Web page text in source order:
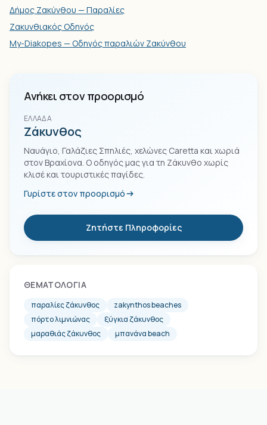
Δήμος Ζακύνθου — Παραλίες
Ζακυνθιακός Οδηγός
My-Diakopes — Οδηγός παραλιών Ζακύνθου
Ανήκει στον προορισμό
ΕΛΛΆΔΑ
Ζάκυνθος
Ναυάγιο, Γαλάζιες Σπηλιές, χελώνες Caretta και χωριά
στον Βραχίονα. Ο οδηγός μας για τη Ζάκυνθο χωρίς
κλισέ και τουριστικές παγίδες.
Γυρίστε στον προορισμό
Ζητήστε Πληροφορίες
ΘΕΜΑΤΟΛΟΓΊΑ
παραλίες ζάκυνθος
zakynthos beaches
πόρτο λιμνιώνας
ξύγκια ζάκυνθος
μαραθιάς ζάκυνθος
μπανάνα beach